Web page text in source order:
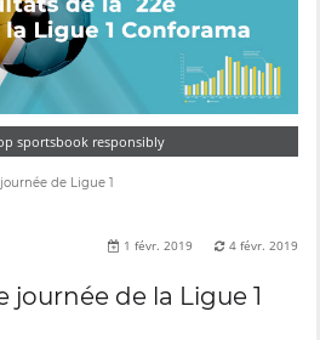
sportsbook responsibly
de Ligue 1
1 févr. 2019 4 févr. 2019
journée de la Ligue 1